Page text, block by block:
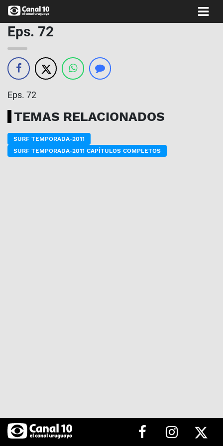
Eps. 72
Eps. 72
TEMAS RELACIONADOS
SURF TEMPORADA-2011
SURF TEMPORADA-2011 CAPÍTULOS COMPLETOS